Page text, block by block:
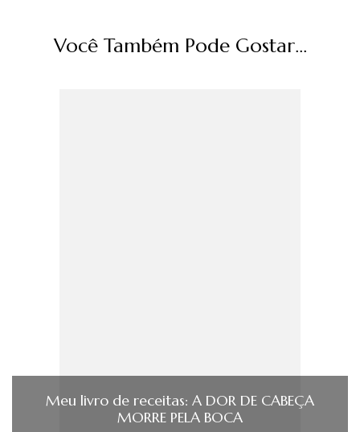
Você Também Pode Gostar...
Meu livro de receitas: A DOR DE CABEÇA
MORRE PELA BOCA